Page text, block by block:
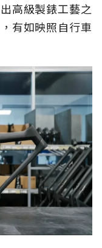
高級製錶工藝之
有如映照自行車